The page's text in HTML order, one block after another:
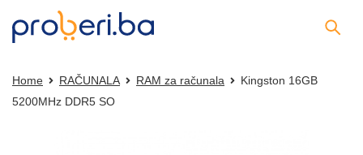
Home RAČUNALA RAM za računala
Kingston 16GB
5200MHz DDR5 SO